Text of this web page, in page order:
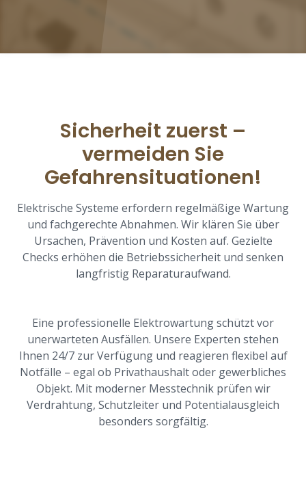
Sicherheit zuerst –
vermeiden Sie
Gefahrensituationen!
Elektrische Systeme erfordern regelmäßige Wartung
und fachgerechte Abnahmen. Wir klären Sie über
Ursachen, Prävention und Kosten auf. Gezielte
Checks erhöhen die Betriebssicherheit und senken
langfristig Reparaturaufwand.
Eine professionelle Elektrowartung schützt vor
unerwarteten Ausfällen. Unsere Experten stehen
Ihnen 24/7 zur Verfügung und reagieren flexibel auf
Notfälle – egal ob Privathaushalt oder gewerbliches
Objekt. Mit moderner Messtechnik prüfen wir
Verdrahtung, Schutzleiter und Potentialausgleich
besonders sorgfältig.